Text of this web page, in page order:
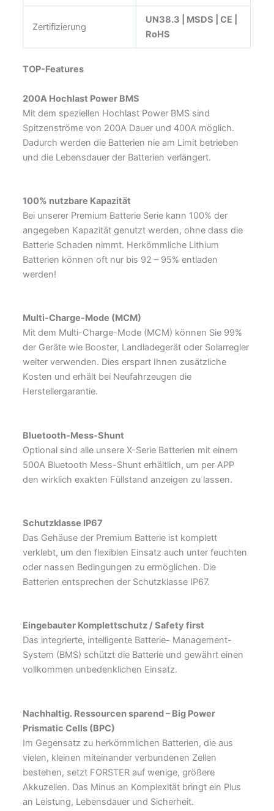
Zertifizierung
UN38.3 | MSDS | CE |
RoHS
TOP-Features
200A Hochlast Power BMS
Mit dem speziellen Hochlast Power BMS sind
Spitzenströme von 200A Dauer und 400A möglich.
Dadurch werden die Batterien nie am Limit betrieben
und die Lebensdauer der Batterien verlängert.
100% nutzbare Kapazität
Bei unserer Premium Batterie Serie kann 100% der
angegeben Kapazität genutzt werden, ohne dass die
Batterie Schaden nimmt. Herkömmliche Lithium
Batterien können oft nur bis 92 – 95% entladen
werden!
Multi-Charge-Mode (MCM)
Mit dem Multi-Charge-Mode (MCM) können Sie 99%
der Geräte wie Booster, Landladegerät oder Solarregler
weiter verwenden. Dies erspart Ihnen zusätzliche
Kosten und erhält bei Neufahrzeugen die
Herstellergarantie.
Bluetooth-Mess-Shunt
Optional sind alle unsere X-Serie Batterien mit einem
500A Bluetooth Mess-Shunt erhältlich, um per APP
den wirklich exakten Füllstand anzeigen zu lassen.
Schutzklasse IP67
Das Gehäuse der Premium Batterie ist komplett
verklebt, um den flexiblen Einsatz auch unter feuchten
oder nassen Bedingungen zu ermöglichen. Die
Batterien entsprechen der Schutzklasse IP67.
Eingebauter Komplettschutz / Safety first
Das integrierte, intelligente Batterie- Management-
System (BMS) schützt die Batterie und gewährt einen
vollkommen unbedenklichen Einsatz.
Nachhaltig. Ressourcen sparend –Big Power
Prismatic Cells (BPC)
Im Gegensatz zu herkömmlichen Batterien, die aus
vielen, kleinen miteinander verbundenen Zellen
bestehen, setzt FORSTER auf wenige, größere
Akkuzellen. Das Minus an Komplexität bringt ein Plus
an Leistung, Lebensdauer und Sicherheit.